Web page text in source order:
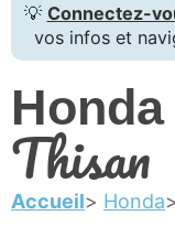
💡 Connectez-
vos infos et
Thisan
Accueil Honda